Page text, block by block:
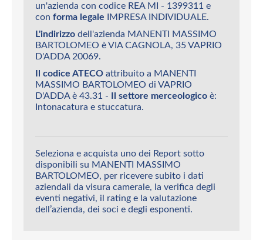
un'azienda con codice REA MI - 1399311 e
con forma legale IMPRESA INDIVIDUALE.
L'indirizzo dell'azienda MANENTI MASSIMO
BARTOLOMEO è VIA CAGNOLA, 35 VAPRIO
D'ADDA 20069.
Il codice ATECO attribuito a MANENTI
MASSIMO BARTOLOMEO di VAPRIO
D'ADDA è 43.31 - Il settore merceologico è:
Intonacatura e stuccatura.
Seleziona e acquista uno dei Report sotto
disponibili su MANENTI MASSIMO
BARTOLOMEO, per ricevere subito i dati
aziendali da visura camerale, la verifica degli
eventi negativi, il rating e la valutazione
dell’azienda, dei soci e degli esponenti.